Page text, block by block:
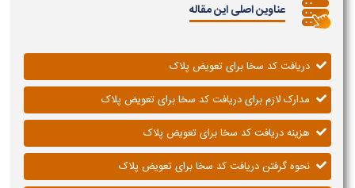
عناوین اصلی این مقاله
دریافت کد سخا برای تعویض پلاک
مدارک لازم برای دریافت کد سخا برای تعویض پلاک
هزینه دریافت کد سخا برای تعویض پلاک
نحوه گرفتن دریافت کد سخا برای تعویض پلاک